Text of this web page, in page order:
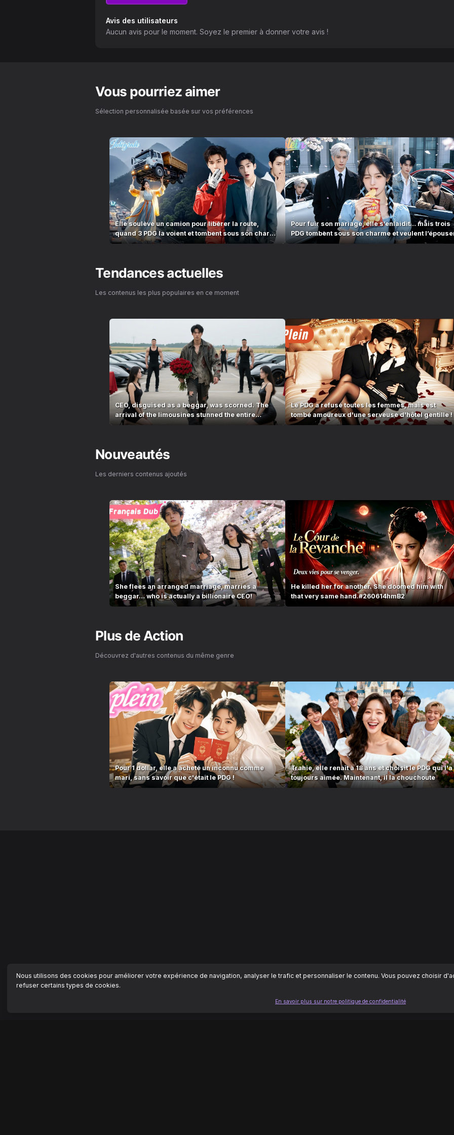
Avis des utilisateurs
Aucun avis pour le moment. Soyez le premier à donner votre avis !
Vous pourriez aimer
Sélection personnalisée basée sur vos préférences
Elle soulève un camion pour libérer la route,
quand 3 PDG la voient et tombent sous son charme
!
Pour fuir son mariage, elle s’enlaidit… mais trois
PDG tombent sous son charme et veulent
Tendances actuelles
Les contenus les plus populaires en ce moment
CEO, disguised as a beggar, was scorned. The
arrival of the limousines stunned the entire
village!
Le PDG a refusé toutes les femmes, mais est
tombé amoureux d'une serveuse d'hôtel gentille !
Nouveautés
Les derniers contenus ajoutés
She flees an arranged marriage, marries a
beggar… who is actually a billionaire CEO!
He killed her for another. She doomed him with
that very same hand.#260614hmB2
Plus de Action
Découvrez d'autres contenus du même genre
Pour 1 dollar, elle a acheté un inconnu comme
mari, sans savoir que c'était le PDG !
Trahie, elle renaît à 18 ans et choisit le PDG qui l'a
toujours aimée. Maintenant, il la chouchoute
Nous utilisons des cookies pour améliorer votre expérience de navigation, analyser le trafic et personnaliser le contenu. Vous pouvez choisir
refuser certains types de cookies.
En savoir plus sur notre politique de confidentialité